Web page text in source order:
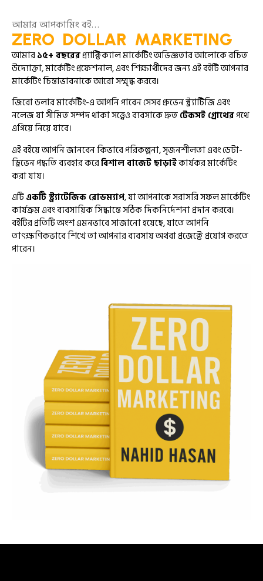
আমার আপকামিং বই…
ZERO DOLLAR MARKETING
আমার১৫+ বছরেরপ্র্যাক্টিক্যাল মার্কেটিং অভিজ্ঞতার আলোকে রচিত
উদ্যোক্তা, মার্কেটিং প্রফেশনাল, এবং শিক্ষার্থীদের জন্য এই বইটি আপনার
মার্কেটিং চিন্তাভাবনাকে আরো সম্মৃদ্ধ করবে।
জিরো ডলার মার্কেটিং-এ আপনি পাবেন সেসব প্রুভেন স্ট্র্যাটিজি এবং
নলেজ যা সীমিত সম্পদ থাকা সত্ত্বেও ব্যবসাকে দ্রুতটেকসই গ্রোথেরপথে
এগিয়ে নিয়ে যাবে।
এই বইয়ে আপনি জানবেন কিভাবে পরিকল্পনা, সৃজনশীলতা এবং ডেটা-
ড্রিভেন পদ্ধতি ব্যবহার করেবিশাল বাজেট ছাড়াইকার্যকর মার্কেটিং
করা যায়।
এটিএকটি স্ট্র্যাটেজিক রোডম্যাপ, যা আপনাকে সরাসরি সফল মার্কেটিং
কার্যক্রম এবং ব্যবসায়িক সিদ্ধান্তে সঠিক দিকনির্দেশনা প্রদান করবে।
বইটির প্রতিটি অংশ এমনভাবে সাজানো হয়েছে, যাতে আপনি
তাৎক্ষণিকভাবে শিখে তা আপনার ব্যবসায় অথবা প্রজেক্টে প্রয়োগ করতে
পারেন।